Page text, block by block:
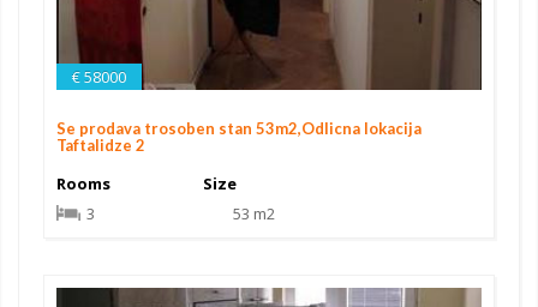
€ 58000
Se prodava trosoben stan 53m2,Odlicna lokacija
Taftalidze 2
Rooms
3
Size
53 m2